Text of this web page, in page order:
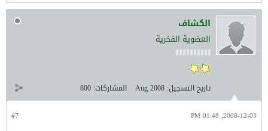
الكشاف
العضوية الفخرية
تاريخ التسجيل: Aug 2008 المشاركات: 800
#7 2008-12-03, 01:48 PM